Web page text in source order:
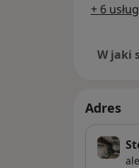
+ 6 usług
W jaki
Adres